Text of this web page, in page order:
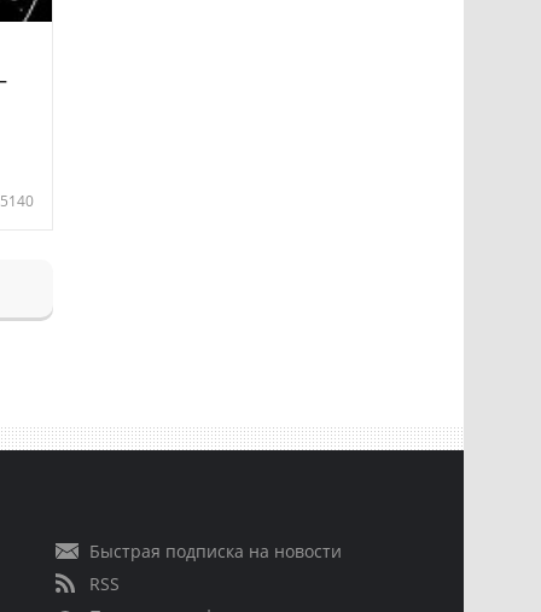
5140
Быстрая подписка на новости
RSS